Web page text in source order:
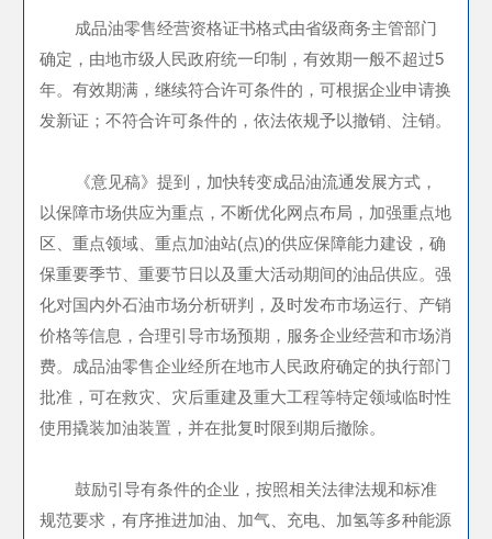
成品油零售经营资格证书格式由省级商务主管部门
确定，由地市级人民政府统一印制，有效期一般不超过5
年。有效期满，继续符合许可条件的，可根据企业申请换
发新证；不符合许可条件的，依法依规予以撤销、注销。
《意见稿》提到，加快转变成品油流通发展方式，
以保障市场供应为重点，不断优化网点布局，加强重点地
区、重点领域、重点加油站(点)的供应保障能力建设，确
保重要季节、重要节日以及重大活动期间的油品供应。强
化对国内外石油市场分析研判，及时发布市场运行、产销
价格等信息，合理引导市场预期，服务企业经营和市场消
费。成品油零售企业经所在地市人民政府确定的执行部门
批准，可在救灾、灾后重建及重大工程等特定领域临时性
使用撬装加油装置，并在批复时限到期后撤除。
鼓励引导有条件的企业，按照相关法律法规和标准
规范要求，有序推进加油、加气、充电、加氢等多种能源